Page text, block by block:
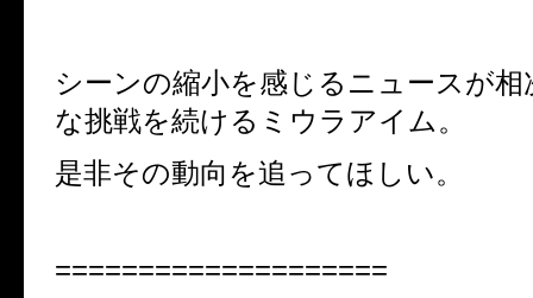
シーンの縮小を感じるニュースが相
な挑戦を続けるミウラアイム。
是非その動向を追ってほしい。
====================